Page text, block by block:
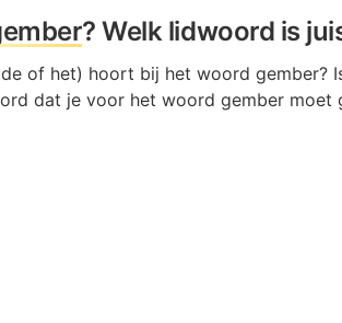
? Welk lidwoord is
of het) hoort bij het woord gember?
dat je voor het woord gember moet